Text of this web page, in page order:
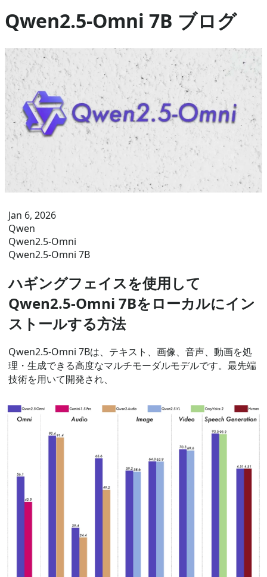
Qwen2.5-Omni 7B ブログ
Jan 6, 2026
Qwen
Qwen2.5-Omni
Qwen2.5-Omni 7B
ハギングフェイスを使用して
Qwen2.5-Omni 7Bをローカルにイン
ストールする方法
Qwen2.5-Omni 7Bは、テキスト、画像、音声、動画を処
理・生成できる高度なマルチモーダルモデルです。最先端
技術を用いて開発され、